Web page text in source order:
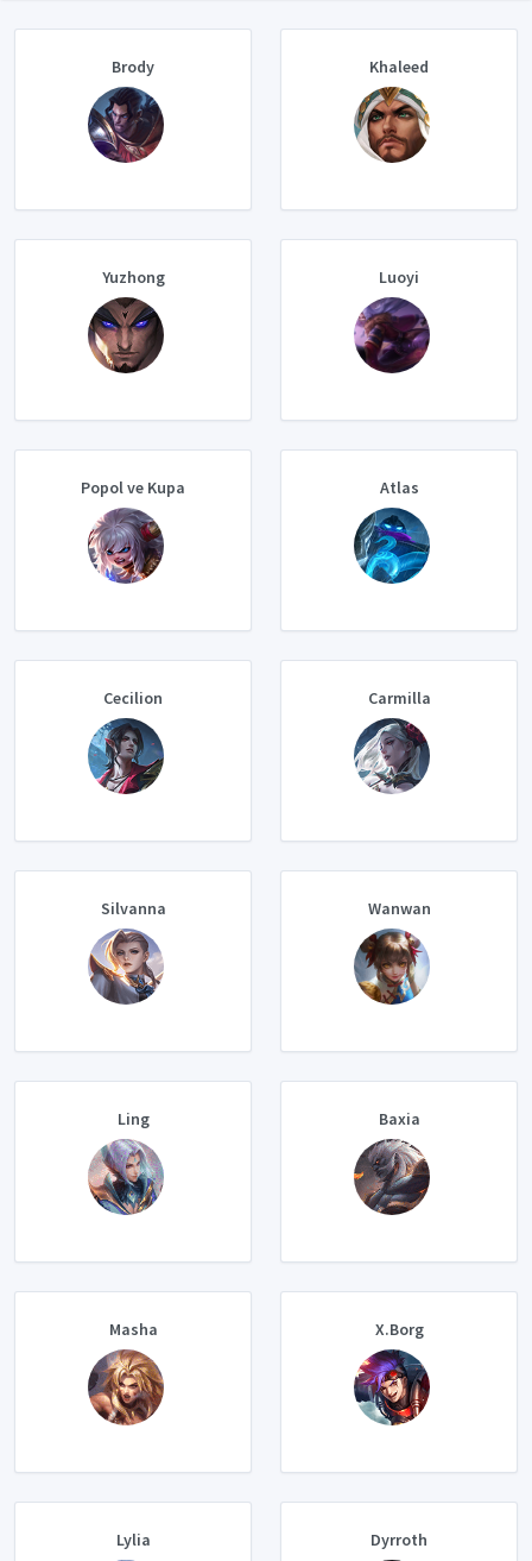
Brody Khaleed
Yuzhong Luoyi
Popol ve Kupa Atlas
Cecilion Carmilla
Silvanna Wanwan
Ling Baxia
Masha X.Borg
Lylia Dyrroth